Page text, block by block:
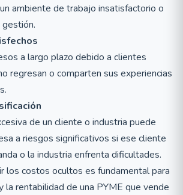
ambiente de trabajo insatisfactorio o
a largo plazo debido a clientes
regresan o comparten sus experiencias
de un cliente o industria puede
a riesgos significativos si ese cliente
o la industria enfrenta dificultades.
los costos ocultos es fundamental para
la rentabilidad de una PYME que vende